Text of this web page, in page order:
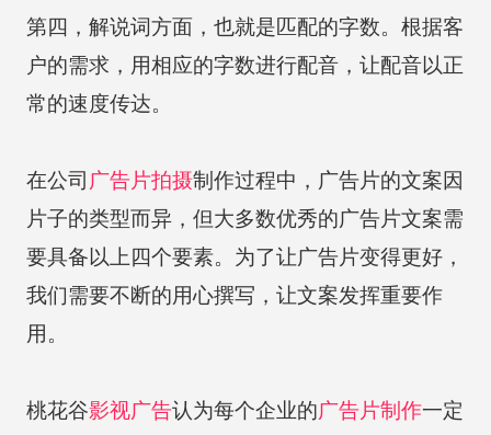
第四，解说词方面，也就是匹配的字数。根据客
户的需求，用相应的字数进行配音，让配音以正
常的速度传达。
在公司 广告片拍摄制作过程中，广告片的文案因
片子的类型而异，但大多数优秀的广告片文案需
要具备以上四个要素。为了让广告片变得更好，
我们需要不断的用心撰写，让文案发挥重要作
用。
桃花谷影视广告认为每个企业的广告片制作一定